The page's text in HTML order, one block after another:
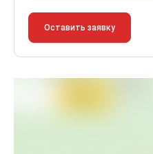
Оставить заявку